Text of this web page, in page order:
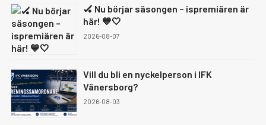
🏑 Nu börjar säsongen – ispremiären är
här! 💙🤍
2026-08-07
Vill du bli en nyckelperson i IFK
Vänersborg?
2026-08-03